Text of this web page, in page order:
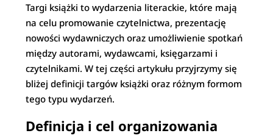
Targi książki to wydarzenia literackie, które mają
na celu promowanie czytelnictwa, prezentację
nowości wydawniczych oraz umożliwienie spotkań
między autorami, wydawcami, księgarzami i
czytelnikami. W tej części artykułu przyjrzymy się
bliżej definicji targów książki oraz różnym formom
tego typu wydarzeń.
Definicja i cel organizowania